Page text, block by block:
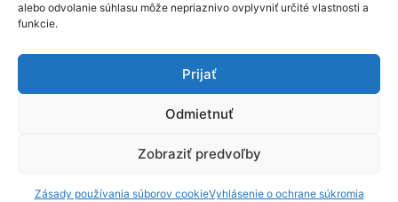
alebo odvolanie súhlasu môže nepriaznivo ovplyvniť určité vlastnosti a
funkcie.
Prijať
Odmietnuť
Zobraziť predvoľby
Zásady používania súborov cookieVyhlásenie o ochrane súkromia
←Predchádzajúci článok Ďalší článok→
© 2023-2026 Základná umelecká škola Banská Štiavnica